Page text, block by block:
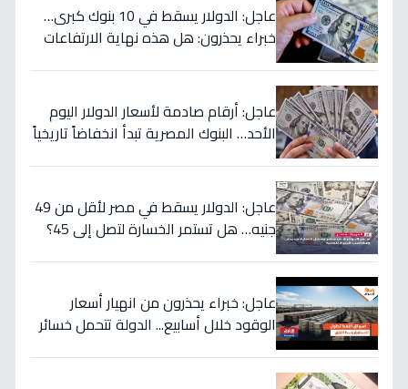
عاجل: الدولار يسقط في 10 بنوك كبرى…
خبراء يحذرون: هل هذه نهاية الارتفاعات
عاجل: أرقام صادمة لأسعار الدولار اليوم
الأحد… البنوك المصرية تبدأ انخفاضاً تاريخياً
عاجل: الدولار يسقط في مصر لأقل من 49
جنيه… هل تستمر الخسارة لتصل إلى 45؟
عاجل: خبراء يحذرون من انهيار أسعار
الوقود خلال أسابيع... الدولة تتحمل خسائر